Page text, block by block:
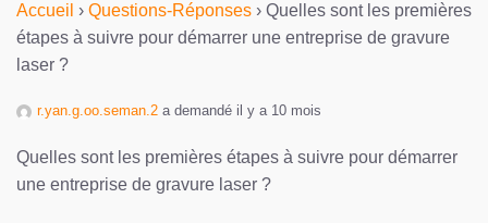
Accueil › Questions-Réponses › Quelles sont les premières
étapes à suivre pour démarrer une entreprise de gravure
laser ?
r.yan.g.oo.seman.2 a demandé il y a 10 mois
Quelles sont les premières étapes à suivre pour démarrer
une entreprise de gravure laser ?